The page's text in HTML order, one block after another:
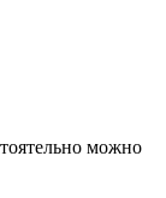
можно